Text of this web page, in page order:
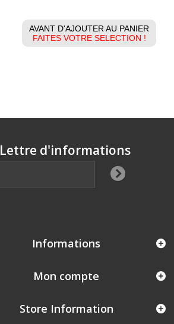
AVANT D'AJOUTER AU PANIER
FAITES VOTRE SELECTION !
Lettre d'informations
Informations
Mon compte
Store Information